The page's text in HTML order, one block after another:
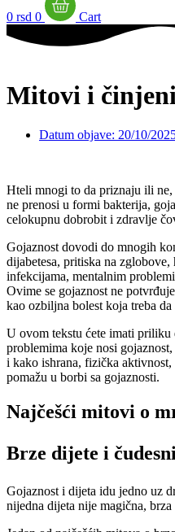
0 rsd 0 Cart
Mitovi i
Datum objave: 20/10/
Hteli mnogi to da priznaju ili ne,
ne prenosi u formi bakterija,
celokupnu dobrobit i zdravlje
Gojaznost dovodi do mnogih
dijabetesa, pritiska na
infekcijama, mentalnim
Ovime se gojaznost ne
kao ozbiljna bolest koja treba
U ovom tekstu ćete imati priliku
problemima koje nosi
i kako ishrana, fizička
pomažu u borbi sa gojaznosti.
Najčešći mitovi o
Brze dijete i
Gojaznost i dijeta idu jedno uz
nijedna dijeta nije magična,